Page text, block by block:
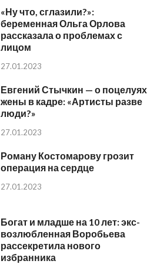
«Ну что, сглазили?»:
беременная Ольга Орлова
рассказала о проблемах с
лицом
27.01.2023
Евгений Стычкин — о поцелуях
жены в кадре: «Артисты разве
люди?»
27.01.2023
Роману Костомарову грозит
операция на сердце
27.01.2023
Богат и младше на 10 лет: экс-
возлюбленная Воробьева
рассекретила нового
избранника